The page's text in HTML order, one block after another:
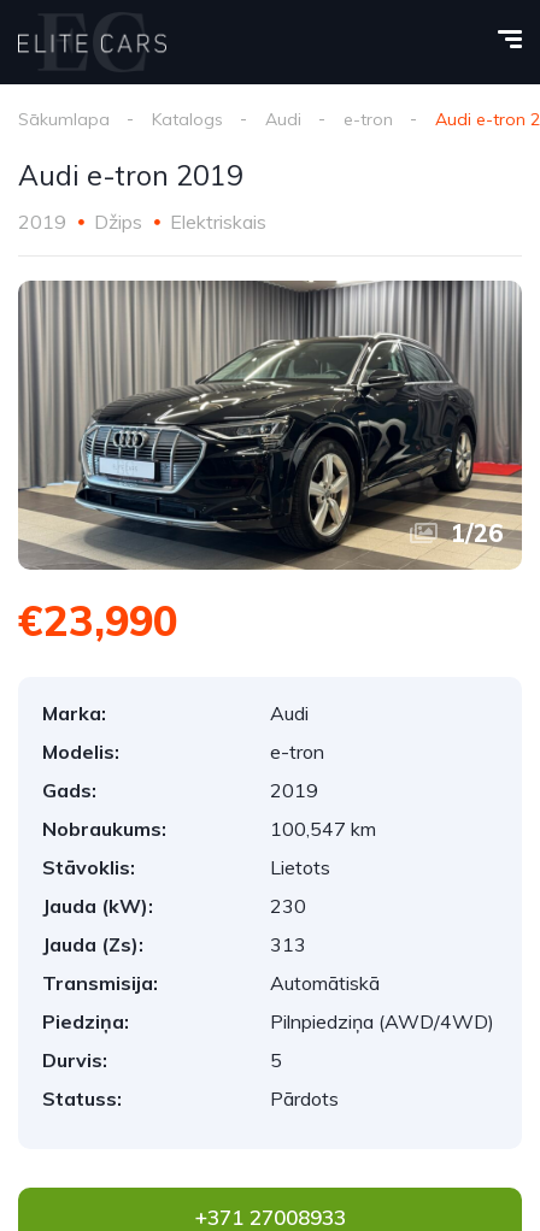
Sākumlapa Katalogs Audi e-tron Audi e-tron
Audi e-tron 2019
2019 Džips Elektriskais
1/26
€23,990
Marka:
Audi
Modelis:
e-tron
Gads:
2019
Nobraukums:
100,547 km
Stāvoklis:
Lietots
Jauda (kW):
230
Jauda (Zs):
313
Transmisija:
Automātiskā
Piedziņa:
Pilnpiedziņa (AWD/4WD)
Durvis:
5
Statuss:
Pārdots
+371 27008933